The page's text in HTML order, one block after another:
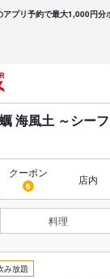
アプリ予約で最大1,000円分
海風土 ～シー
クーポン
6 店内
料理
み放題